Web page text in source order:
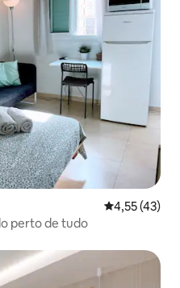
4,55 de uma
4,55 (43)
perto de tudo